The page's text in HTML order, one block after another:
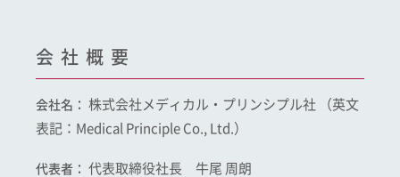
会社概要
会社名：
株式会社メディカル・プリンシプル社 （英文
表記：Medical Principle Co., Ltd.）
代表者： 代表取締役社長 牛尾 周朗